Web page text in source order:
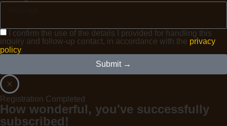
I confirm the use of the details I provided for handling this
inquiry and follow-up contact, in accordance with the privacy
policy.
Submit →
Registration Completed
How wonderful, you've successfully
subscribed!